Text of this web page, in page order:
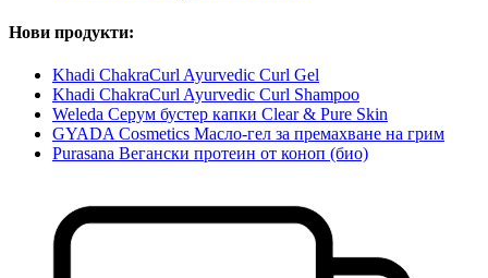
Нови продукти:
Khadi ChakraCurl Ayurvedic Curl Gel
Khadi ChakraCurl Ayurvedic Curl Shampoo
Weleda Серум бустер капки Clear & Pure Skin
GYADA Cosmetics Масло-гел за премахване на грим
Purasana Вегански протеин от коноп (био)